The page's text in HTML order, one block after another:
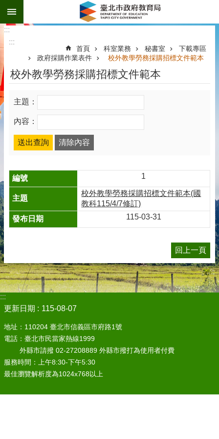
跳到主要內容區塊
:::
:::
首頁 科室業務 秘書室
下載專區
政府採購作業表件
校外教學勞務採購招標文件範本
校外教學勞務採購招標文件範本
主題：
內容：
1
校外教學勞務採購招標文件範本(國
教科115/4/7修訂)
115-03-31
回上一頁
:::
更新日期
115-08-07
地址：110204 臺北市信義區市府路1號
電話：臺北市民當家熱線1999
外縣市請撥 02-27208889 外縣市撥打為使用者付費
服務時間：上午8:30-下午5:30
最佳瀏覽解析度為1024x768以上